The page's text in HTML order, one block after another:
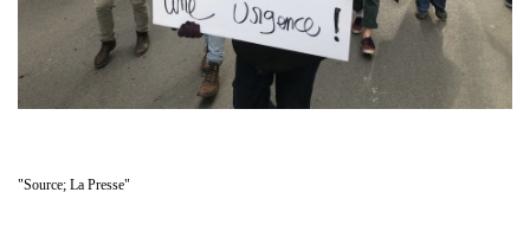
"Source; La Presse"